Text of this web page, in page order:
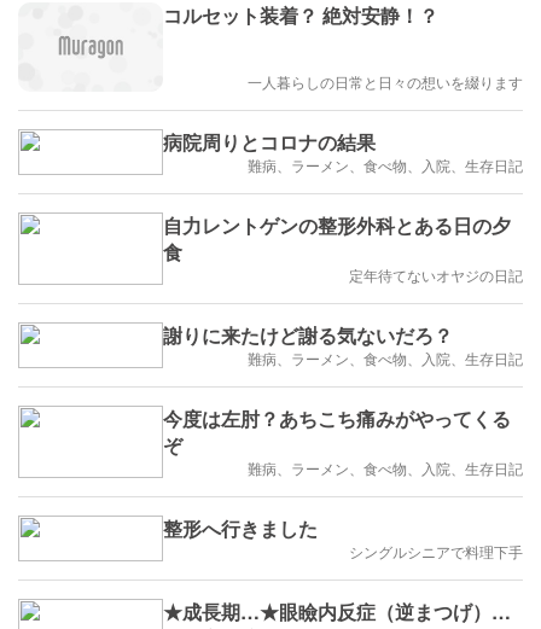
コルセット装着？ 絶対安静！？
一人暮らしの日常と日々の想いを綴ります
病院周りとコロナの結果
難病、ラーメン、食べ物、入院、生存日記
自力レントゲンの整形外科とある日の夕
食
定年待てないオヤジの日記
謝りに来たけど謝る気ないだろ？
難病、ラーメン、食べ物、入院、生存日記
今度は左肘？あちこち痛みがやってくる
ぞ
難病、ラーメン、食べ物、入院、生存日記
整形へ行きました
シングルシニアで料理下手
★成長期…★眼瞼内反症（逆まつげ）…